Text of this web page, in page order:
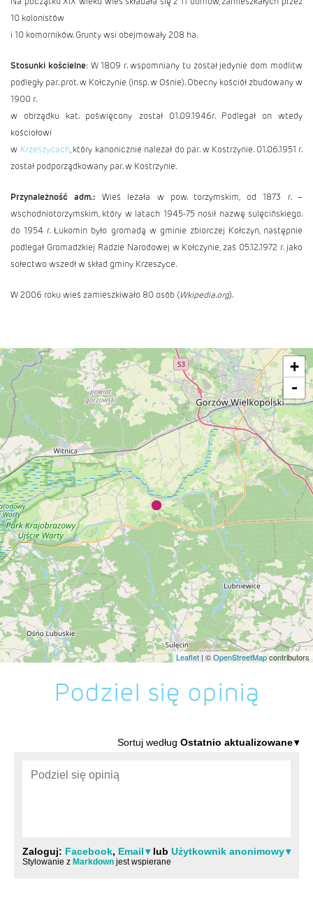
10 kolonistów
i 10 komorników. Grunty wsi obejmowały 208 ha.
Stosunki kościelne: W 1809 r. wspomniany tu został jedynie dom modlitw
podległy par. prot. w Kołczynie (insp. w Ośnie). Obecny kościół zbudowany w
1900 r.
w obrządku kat. poświęcony został 01.09.1946r. Podlegał on wtedy
kościołowi
w Krzeszycach, który kanonicznie należał do par. w Kostrzynie. 01.06.1951 r.
został podporządkowany par. w Kostrzynie.
Przynależność adm.: Wieś leżała w pow. torzymskim, od 1873 r. –
wschodniotorzymskim, który w latach 1945-75 nosił nazwę sulęcińskiego.
do 1954 r. Łukomin było gromadą w gminie zbiorczej Kołczyn, następnie
podlegał Gromadzkiej Radzie Narodowej w Kołczynie, zaś 05.12.1972 r. jako
sołectwo wszedł w skład gminy Krzeszyce.
W 2006 roku wieś zamieszkiwało 80 osób (Wkipedia.org).
+
-
Leaflet| ©OpenStreetMapcontributors
Podziel się opinią